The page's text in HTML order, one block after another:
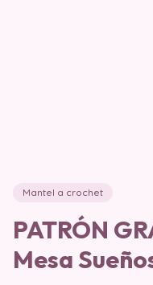
Mantel a crochet
PATRÓN
Mesa